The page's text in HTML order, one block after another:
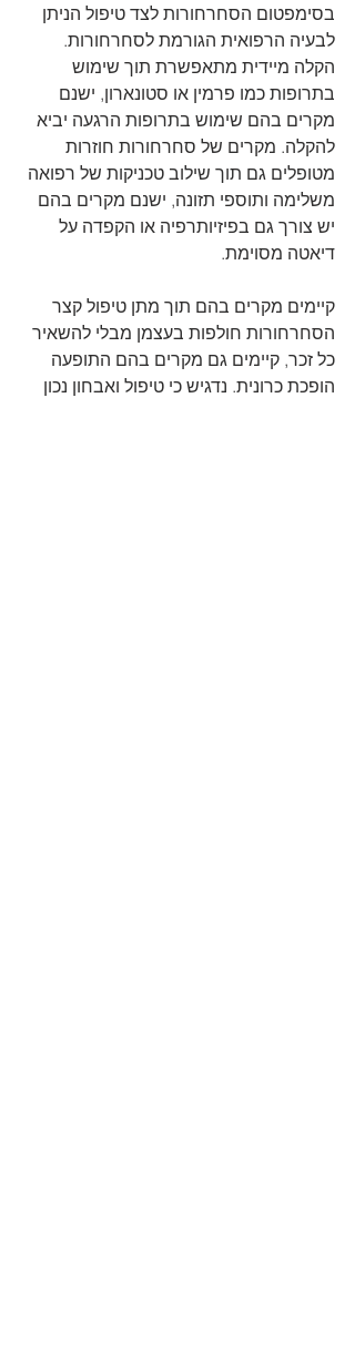
בסימפטום הסחרחורות לצד טיפול הניתן
לבעיה הרפואית הגורמת לסחרחורות.
הקלה מיידית מתאפשרת תוך שימוש
בתרופות כמו פרמין או סטונארון, ישנם
מקרים בהם שימוש בתרופות הרגעה יביא
להקלה. מקרים של סחרחורות חוזרות
מטופלים גם תוך שילוב טכניקות של רפואה
משלימה ותוספי תזונה, ישנם מקרים בהם
יש צורך גם בפיזיותרפיה או הקפדה על
דיאטה מסוימת.
קיימים מקרים בהם תוך מתן טיפול קצר
הסחרחורות חולפות בעצמן מבלי להשאיר
כל זכר, קיימים גם מקרים בהם התופעה
הופכת כרונית. נדגיש כי טיפול ואבחון נכון